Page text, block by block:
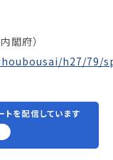
閣府）
h27/79/